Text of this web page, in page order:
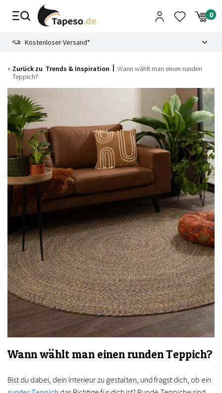
Zusammenbruch
Kostenloser Versand*
Zurück zu Trends & Inspiration
Wann wählt man einen runden
Teppich?
Wann wählt man einen runden Teppich?
Bist du dabei, dein Interieur zu gestalten, und fragst dich, ob ein